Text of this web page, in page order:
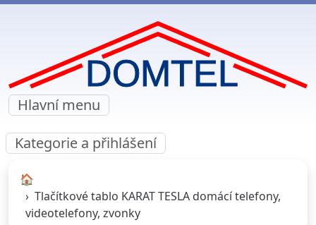
Hlavní menu
Kategorie a přihlášení
🏠︎
Tlačítkové tablo KARAT TESLA domácí telefony,
videotelefony, zvonky